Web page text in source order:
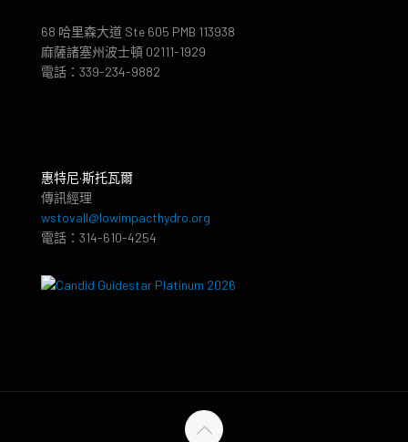
68 哈里森大道 Ste 605 PMB 113938
麻薩諸塞州波士頓 02111-1929
電話：339-234-9882
惠特尼·斯托瓦爾
傳訊經理
wstovall@lowimpacthydro.org
電話：314-610-4254